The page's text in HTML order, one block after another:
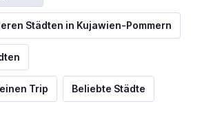
Städten in Kujawien-Pommern
Trip Beliebte Städte